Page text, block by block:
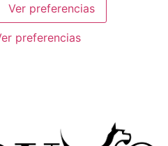
Ver preferencias
preferencias